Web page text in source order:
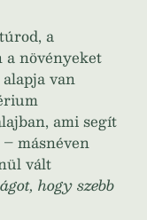
a
a növényeket
van
ami segít
másnéven
vált
hogy szebb